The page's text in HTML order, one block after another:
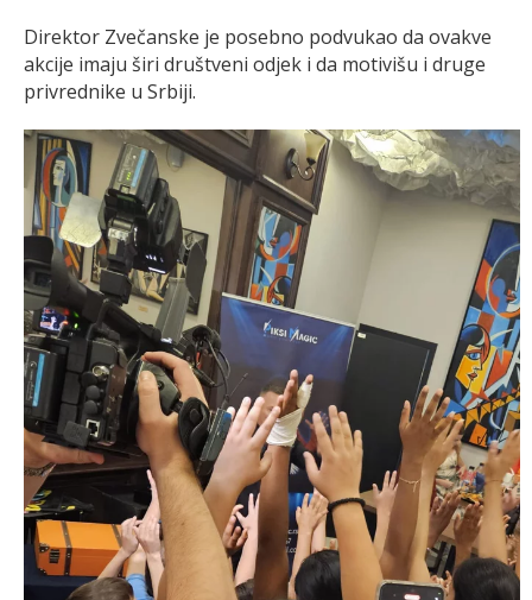
Direktor Zvečanske je posebno podvukao da ovakve
akcije imaju širi društveni odjek i da motivišu i druge
privrednike u Srbiji.